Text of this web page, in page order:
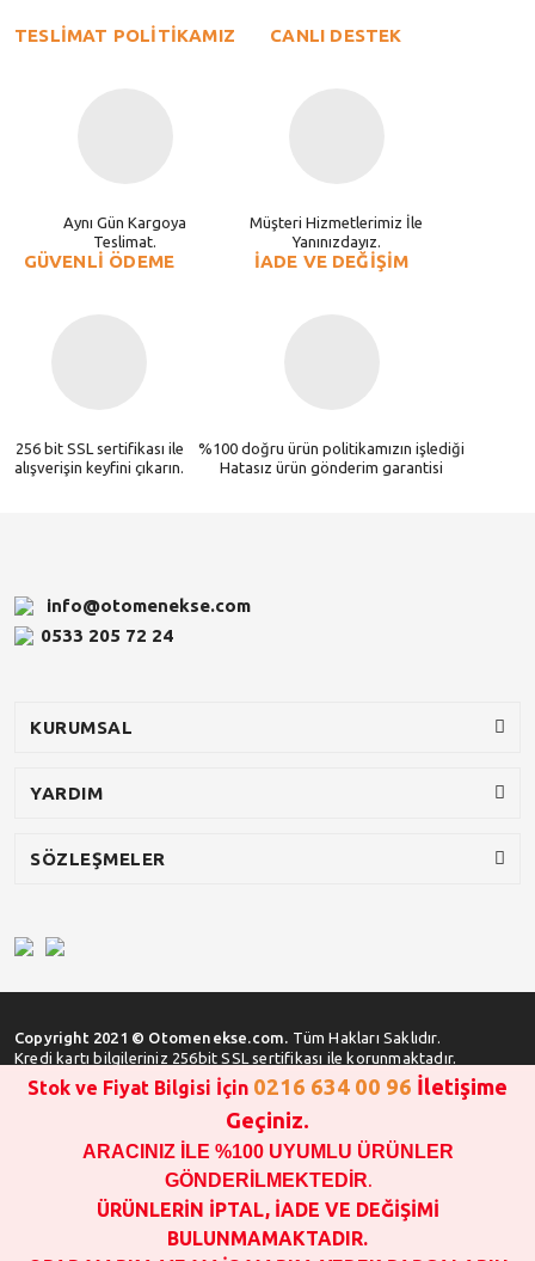
TESLİMAT POLİTİKAMIZ
Aynı Gün Kargoya
Teslimat.
CANLI DESTEK
Müşteri Hizmetlerimiz İle
Yanınızdayız.
GÜVENLİ ÖDEME
256 bit SSL sertifikası ile
alışverişin keyfini çıkarın.
İADE VE DEĞİŞİM
%100 doğru ürün politikamızın işlediği
Hatasız ürün gönderim garantisi
info@otomenekse.com
0533 205 72 24
KURUMSAL
YARDIM
SÖZLEŞMELER
Copyright 2021 © Otomenekse.com. Tüm Hakları Saklıdır.
Kredi kartı bilgileriniz 256bit SSL sertifikası ile korunmaktadır.
SATIN ALMA İŞLEMİ YAPMADAN ÖNCE
STOK VE FİYAT BİLGİSİ ALINIZ !!!
1000 TL VE ÜSTÜ SİPARİŞ VERİLEBİLİR!!!
OPAR MARKA VE MAİS MARKA YEDEK PARÇALARIN
GARANTİSİ YOKTUR!!!!!!!!!!!
Stok ve Fiyat Bilgisi İçin 0216 634 00 96 İletişime
Geçiniz.
ARACINIZ İLE %100 UYUMLU ÜRÜNLER
GÖNDERİLMEKTEDİR.
ÜRÜNLERİN İPTAL, İADE VE DEĞİŞİMİ
BULUNMAMAKTADIR.